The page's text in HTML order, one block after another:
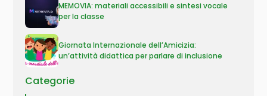
MEMOVIA: materiali accessibili e sintesi vocale
per la classe
Giornata Internazionale dell’Amicizia:
un’attività didattica per parlare di inclusione
Categorie